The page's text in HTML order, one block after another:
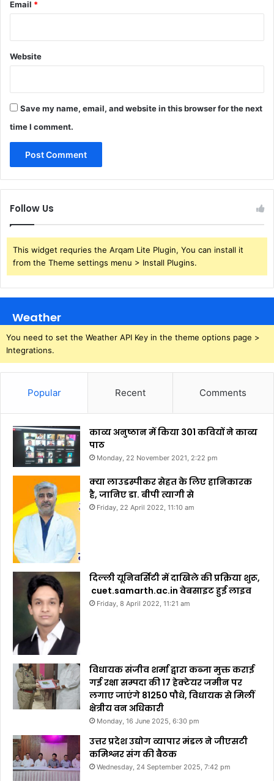
Email *
Website
Save my name, email, and website in this browser for the next
time I comment.
Follow Us
This widget requries the Arqam Lite Plugin, You can install it
from the Theme settings menu > Install Plugins.
Weather
You need to set the Weather API Key in the theme options page >
Integrations.
Popular Recent Comments
काव्य अनुष्ठान में किया 301 कवियों ने काव्य
पाठ
Monday, 22 November 2021, 2:22 pm
क्या लाउडस्पीकर सेहत के लिए हानिकारक
है, जानिए डा. बीपी त्यागी से
Friday, 22 April 2022, 11:10 am
दिल्ली यूनिवर्सिटी में दाखिले की प्रक्रिया शुरू,
cuet.samarth.ac.in वेबसाइट हुई लाइव
Friday, 8 April 2022, 11:21 am
विधायक संजीव शर्मा द्वारा कब्जा मुक्त कराई
गई रक्षा सम्पदा की 17 हेक्टेयर जमीन पर
लगाए जाएंगे 81250 पौधे, विधायक से मिलीं
क्षेत्रीय वन अधिकारी
Monday, 16 June 2025, 6:30 pm
उत्तर प्रदेश उद्योग व्यापार मंडल ने जीएसटी
कमिश्नर संग की बैठक
Wednesday, 24 September 2025, 7:42 pm